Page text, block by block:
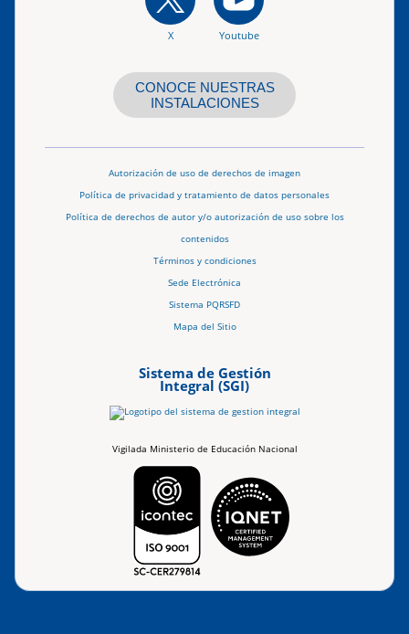
X Youtube
CONOCE NUESTRAS
INSTALACIONES
Autorización de uso de derechos de imagen
Política de privacidad y tratamiento de datos personales
Política de derechos de autor y/o autorización de uso sobre los
contenidos
Términos y condiciones
Sede Electrónica
Sistema PQRSFD
Mapa del Sitio
Sistema de Gestión
Integral (SGI)
Vigilada Ministerio de Educación Nacional